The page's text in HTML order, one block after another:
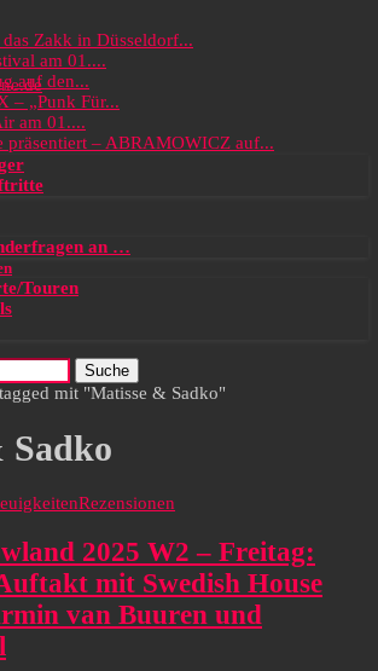
Zakk in Düsseldorf...
am 01....
auf den...
– „Punk Für...
am 01....
präsentiert – ABRAMOWICZ auf...
an …
Touren
Suche
mit "Matisse & Sadko"
Sadko
Rezensionen
2025 W2 – Freitag:
mit Swedish House
van Buuren und